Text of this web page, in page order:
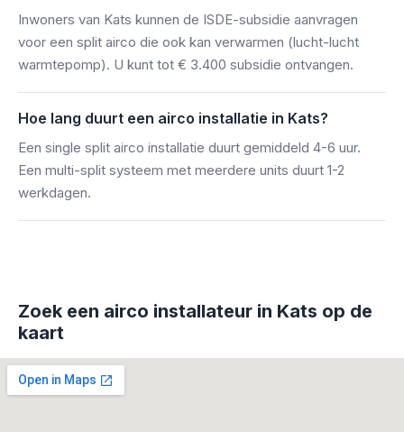
Inwoners van Kats kunnen de ISDE-subsidie aanvragen
voor een split airco die ook kan verwarmen (lucht-lucht
warmtepomp). U kunt tot € 3.400 subsidie ontvangen.
Hoe lang duurt een airco installatie in Kats?
Een single split airco installatie duurt gemiddeld 4-6 uur.
Een multi-split systeem met meerdere units duurt 1-2
werkdagen.
Zoek een airco installateur in Kats op de
kaart